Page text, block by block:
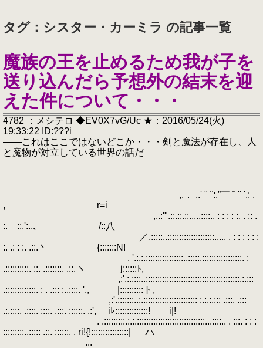
タグ：シスター・カーミラ の記事一覧
魔族の王を止めるため我が子を
送り込んだら予想外の結末を迎
えた件について・・・
4782 ：メシテロ ◆EV0X7vG/Uc ★：2016/05/24(火)
19:33:22 ID:???i
――これはここではないどこか・・・剣と魔法が存在し、人
と魔物が対立している世界の話だ
,.． ..' " ¨:.”￣ ¨ " '.: .
, r=i
,..:'".::.::.::.....::::.. : : : : :. . :: .
:. ::.':..､ /::八
／.:::::..::::::::::::::::::::..... . : : : : : :
:. .: : :. .::.丶 {:::::::N!
. '.:.:.::::::::::::::::..:::::.:::::::::::::::::. :
.::::::::::. ::. .:::::::. .::.ヽ j::::::ﾄ,
,:'.:.::::..::::::::::::::::::::::::::::::::::::::::.:.:::
.:::::::::::::. : . .::: :..::::. '., |::::::::::ト,
,:'.:::::::..:.::::::::::::::::::::::: :.:.:.::: .:::. .:::
.:.::::. .::::. ::::. .:::. ::::::. .:', iﾚ::::::::::::::! i|!
. .:::::::::.:.:.:::::::::::::::::::::::::::::...::::.. . :::. : : :
:::::::::..::::: .::. ::::::. . ri!{!::::::::::::::::| ハ
...